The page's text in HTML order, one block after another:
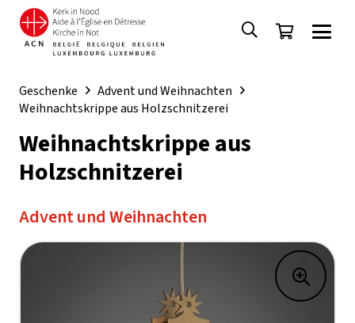
Geschenke
Advent und Weihnachten
Weihnachtskrippe aus Holzschnitzerei
Weihnachtskrippe aus
Holzschnitzerei
Advent und Weihnachten